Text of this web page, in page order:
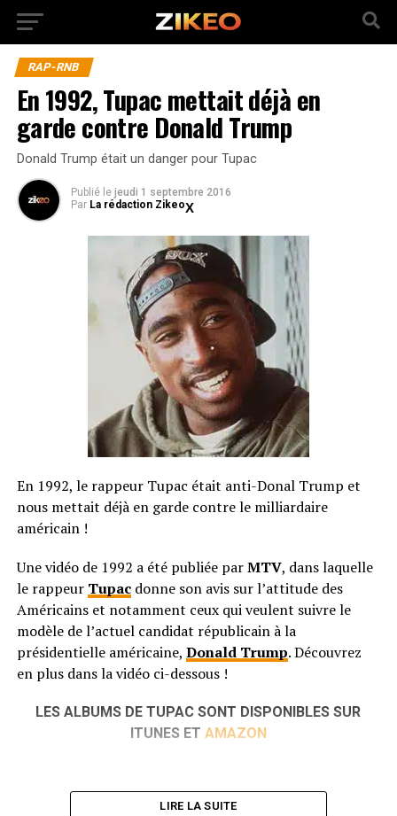
RAP-RNB
En 1992, Tupac mettait déjà en
garde contre Donald Trump
Donald Trump était un danger pour Tupac
Publié le jeudi 1 septembre 2016
Par La rédaction Zikeo
En 1992, le rappeur Tupac était anti-Donal Trump et
nous mettait déjà en garde contre le milliardaire
américain !
Une vidéo de 1992 a été publiée parMTV, dans laquelle
le rappeur Tupacdonne son avis sur l’attitude des
Américains et notamment ceux qui veulent suivre le
modèle de l’actuel candidat républicain à la
présidentielle américaine, Donald Trump. Découvrez
en plus dans la vidéo ci-dessous !
LES ALBUMS DE TUPAC SONT DISPONIBLES SUR
ITUNES ET AMAZON
LIRE LA SUITE